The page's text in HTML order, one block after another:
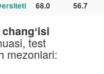
68.0 56.7
test
mezonlari: